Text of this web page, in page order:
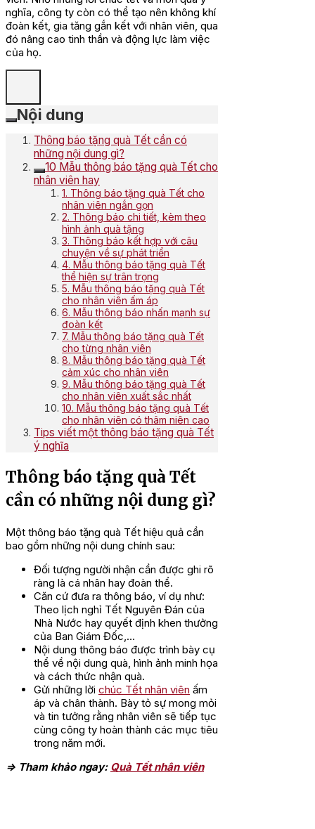
nghĩa, công ty còn có thể tạo nên không khí
đoàn kết, gia tăng gắn kết với nhân viên, qua
đó nâng cao tinh thần và động lực làm việc
của họ.
Nội dung
Thông báo tặng quà Tết cần có
những nội dung gì?
10 Mẫu thông báo tặng quà Tết cho
nhân viên hay
1. Thông báo tặng quà Tết cho
nhân viên ngắn gọn
2. Thông báo chi tiết, kèm theo
hình ảnh quà tặng
3. Thông báo kết hợp với câu
chuyện về sự phát triển
4. Mẫu thông báo tặng quà Tết
thể hiện sự trân trọng
5. Mẫu thông báo tặng quà Tết
cho nhân viên ấm áp
6. Mẫu thông báo nhấn mạnh sự
đoàn kết
7. Mẫu thông báo tặng quà Tết
cho từng nhân viên
8. Mẫu thông báo tặng quà Tết
cảm xúc cho nhân viên
9. Mẫu thông báo tặng quà Tết
cho nhân viên xuất sắc nhất
10. Mẫu thông báo tặng quà Tết
cho nhân viên có thâm niên cao
Tips viết một thông báo tặng quà Tết
ý nghĩa
Thông báo tặng quà Tết
cần có những nội dung gì?
Một thông báo tặng quà Tết hiệu quả cần
bao gồm những nội dung chính sau:
Đối tượng người nhận cần được ghi rõ
ràng là cá nhân hay đoàn thể.
Căn cứ đưa ra thông báo, ví dụ như:
Theo lịch nghỉ Tết Nguyên Đán của
Nhà Nước hay quyết định khen thưởng
của Ban Giám Đốc,…
Nội dung thông báo được trình bày cụ
thể về nội dung quà, hình ảnh minh họa
và cách thức nhận quà.
Gửi những lời chúc Tết nhân viên ấm
áp và chân thành. Bày tỏ sự mong mỏi
và tin tưởng rằng nhân viên sẽ tiếp tục
cùng công ty hoàn thành các mục tiêu
trong năm mới.
=> Tham khảo ngay: Quà Tết nhân viên